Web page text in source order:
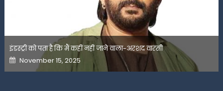
इंडस्ट्री को पता है कि मैं कहीं नहीं जाने वाला-अरशद वारसी
Posted
on
November 15, 2025